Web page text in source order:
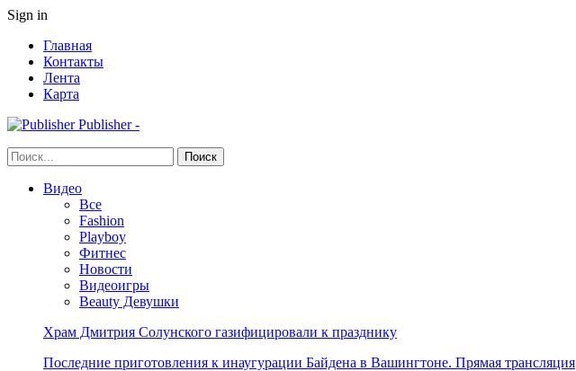
Sign in
Главная
Контакты
Лента
Карта
Publisher -
Видео
Все
Fashion
Playboy
Фитнес
Новости
Видеоигры
Beauty Девушки
Храм Дмитрия Солунского газифицировали к празднику
Последние приготовления к инаугурации Байдена в Вашингтоне. Прямая трансляция